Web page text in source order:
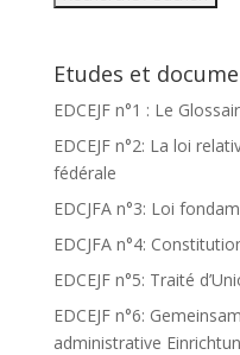
Etudes et
EDCEJF n°1 : Le
EDCEJF n°2: La loi
fédérale
EDCJFA n°3: Loi
EDCJFA n°4:
EDCEJF n°5: Traité
EDCEJF n°6:
administrative